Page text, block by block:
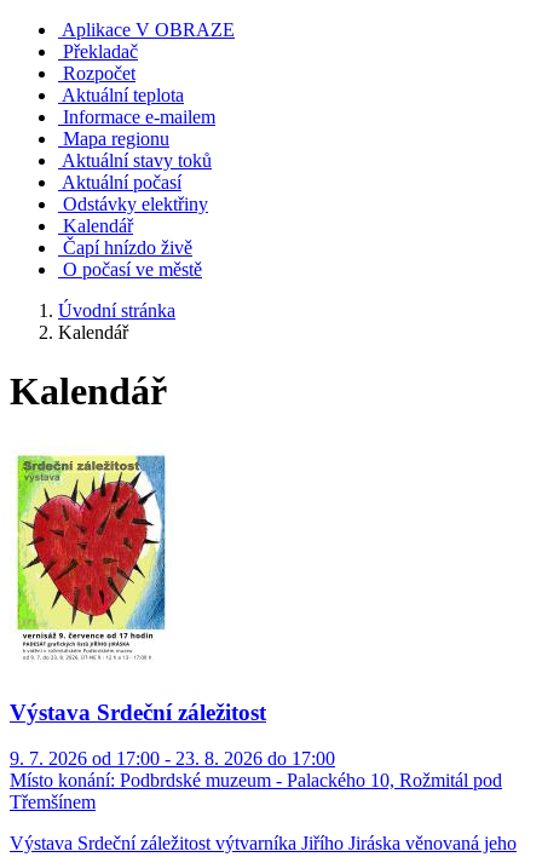
Aplikace V OBRAZE
Překladač
Rozpočet
Aktuální teplota
Informace e-mailem
Mapa regionu
Aktuální stavy toků
Aktuální počasí
Odstávky elektřiny
Kalendář
Čapí hnízdo živě
O počasí ve městě
Úvodní stránka
Kalendář
Kalendář
Výstava Srdeční záležitost
9. 7. 2026 od 17:00 - 23. 8. 2026 do 17:00
Místo konání: Podbrdské muzeum - Palackého 10, Rožmitál pod
Třemšínem
Výstava Srdeční záležitost výtvarníka Jiřího Jiráska věnovaná jeho